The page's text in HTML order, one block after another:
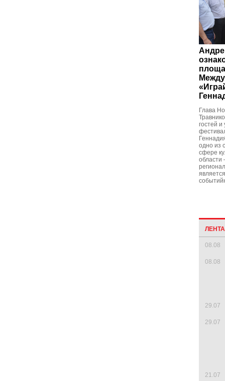
Глава
гостей
одно из
сфере
области
08.08
08.08
29.07
29.07
21.07